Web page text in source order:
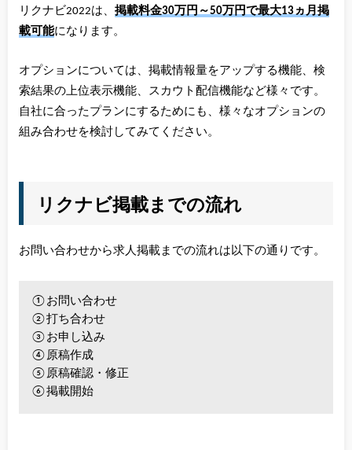
リクナビ2022は、 掲載料金30万円～50万円で最大13ヵ月掲
載可能になります。
オプションについては、掲載情報量をアップする機能、検
索結果の上位表示機能、スカウト配信機能など様々です。
自社に合ったプランにするためにも、様々なオプションの
組み合わせを検討してみてください。
リクナビ掲載までの流れ
お問い合わせから求人掲載までの流れは以下の通りです。
①お問い合わせ
②打ち合わせ
③お申し込み
④原稿作成
⑤原稿確認・修正
⑥掲載開始